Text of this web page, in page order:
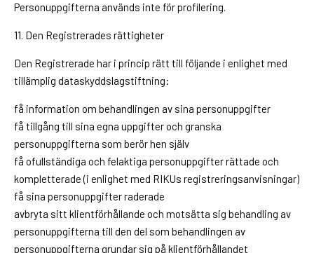
Personuppgifterna används inte för profilering.
11. Den Registrerades rättigheter
Den Registrerade har i princip rätt till följande i enlighet med
tillämplig dataskyddslagstiftning:
få information om behandlingen av sina personuppgifter
få tillgång till sina egna uppgifter och granska
personuppgifterna som berör hen själv
få ofullständiga och felaktiga personuppgifter rättade och
kompletterade (i enlighet med RIKUs registreringsanvisningar)
få sina personuppgifter raderade
avbryta sitt klientförhållande och motsätta sig behandling av
personuppgifterna till den del som behandlingen av
personuppgifterna grundar sig på klientförhållandet